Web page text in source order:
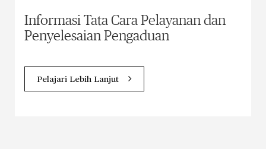
Informasi Tata Cara Pelayanan dan
Penyelesaian Pengaduan
Pelajari Lebih Lanjut